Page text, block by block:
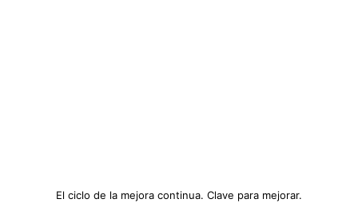
El ciclo de la mejora continua. Clave para mejorar.